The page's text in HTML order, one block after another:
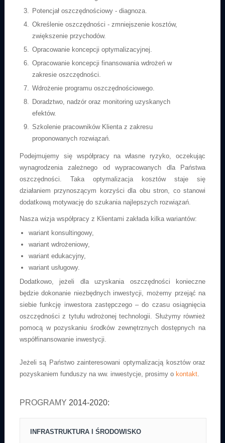
Potencjał oszczędnościowy - diagnoza.
Określenie oszczędności - zmniejszenie kosztów,
zwiększenie przychodów.
Opracowanie koncepcji optymalizacyjnej.
Opracowanie koncepcji finansowania wdrożeń w
zakresie oszczędności.
Wdrożenie programu oszczędnościowego.
Doradztwo, nadzór oraz monitoring uzyskanych
efektów.
Szkolenie pracowników Klienta z zakresu
proponowanych rozwiązań.
Podejmujemy się współpracy na własne ryzyko, oczekując
wynagrodzenia zależnego od wypracowanych dla Państwa
oszczędności. Taka optymalizacja kosztów staje się
działaniem przynoszącym korzyści dla obu stron, co stanowi
dodatkową motywację do szukania najlepszych rozwiązań.
Nasza wizja współpracy z Klientami zakłada kilka wariantów:
wariant konsultingowy,
wariant wdrożeniowy,
wariant edukacyjny,
wariant usługowy.
Dodatkowo, jeżeli dla uzyskania oszczędności konieczne
będzie dokonanie niezbędnych inwestycji, możemy przejąć na
siebie funkcję inwestora zastępczego – do czasu osiągnięcia
oszczędności z tytułu wdrożonej technologii. Służymy również
pomocą w pozyskaniu środków zewnętrznych dostępnych na
współfinansowanie inwestycji.
Jeżeli są Państwo zainteresowani optymalizacją kosztów oraz
pozyskaniem funduszy na ww. inwestycje, prosimy o kontakt.
PROGRAMY 2014-2020:
INFRASTRUKTURA I ŚRODOWISKO